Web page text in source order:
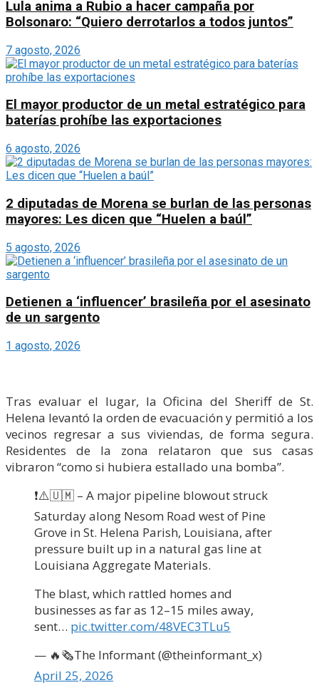
Lula anima a Rubio a hacer campaña por
Bolsonaro: “Quiero derrotarlos a todos juntos”
7 agosto, 2026
El mayor productor de un metal estratégico para
baterías prohíbe las exportaciones
6 agosto, 2026
2 diputadas de Morena se burlan de las personas
mayores: Les dicen que “Huelen a baúl”
5 agosto, 2026
Detienen a ‘influencer’ brasileña por el asesinato
de un sargento
1 agosto, 2026
Tras evaluar el lugar, la Oficina del Sheriff de St.
Helena levantó la orden de evacuación y permitió a los
vecinos regresar a sus viviendas, de forma segura.
Residentes de la zona relataron que sus casas
vibraron “como si hubiera estallado una bomba”.
❗️⚠️🇺🇲 – A major pipeline blowout struck
Saturday along Nesom Road west of Pine
Grove in St. Helena Parish, Louisiana, after
pressure built up in a natural gas line at
Louisiana Aggregate Materials.
The blast, which rattled homes and
businesses as far as 12–15 miles away,
sent… pic.twitter.com/48VEC3TLu5
— 🔥🗞The Informant (@theinformant_x)
April 25, 2026